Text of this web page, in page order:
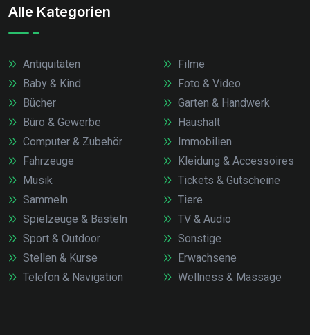
Alle Kategorien
Antiquitäten
Baby & Kind
Bücher
Büro & Gewerbe
Computer & Zubehör
Fahrzeuge
Filme
Foto & Video
Garten & Handwerk
Haushalt
Immobilien
Kleidung & Accessoires
Musik
Sammeln
Spielzeuge & Basteln
Sport & Outdoor
Stellen & Kurse
Telefon & Navigation
Tickets & Gutscheine
Tiere
TV & Audio
Sonstige
Erwachsene
Wellness & Massage